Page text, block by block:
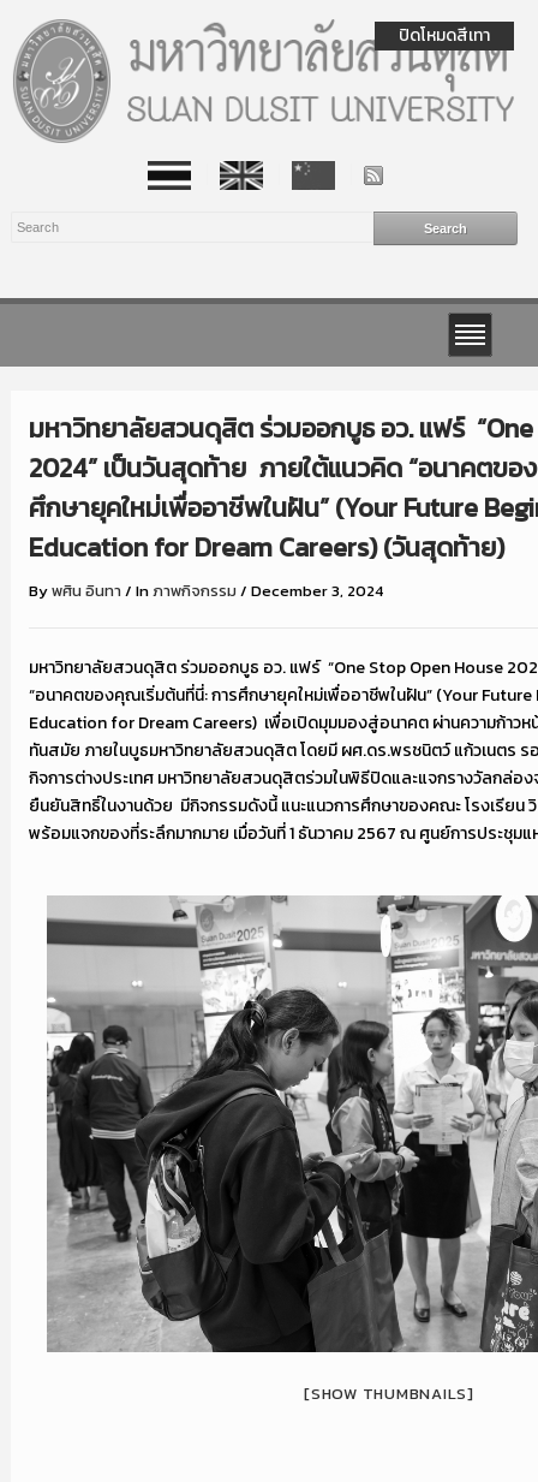
มหาวิทยาลัยสวนดุสิต ร่วมออกบูธ อว. แฟร์
2024” เป็นวันสุดท้าย ภายใต้แนวคิด “อนาคตข
ศึกษายุคใหม่เพื่ออาชีพในฝัน” (Your Future
Education for Dream Careers) (วันสุดท้าย)
Byพศิน อินทา/ Inภาพกิจกรรม / December 3, 2024
มหาวิทยาลัยสวนดุสิต ร่วมออกบูธ อว. แฟร์ “One Stop Open House
“อนาคตของคุณเริ่มต้นที่นี่: การศึกษายุคใหม่เพื่ออาชีพในฝัน” (Your Future
Education for Dream Careers) เพื่อเปิดมุมมองสู่อนาคต ผ่านความก้าว
ทันสมัย ภายในบูธมหาวิทยาลัยสวนดุสิต โดยมี ผศ.ดร.พรชนิตว์ แก้วเนตร ร
กิจการต่างประเทศ มหาวิทยาลัยสวนดุสิตร่วมในพิธีปิดและแจกรางวัลกล่อง
ยืนยันสิทธิ์ในงานด้วย มีกิจกรรมดังนี้ แนะแนวการศึกษาของคณะ โรงเรียน
พร้อมแจกของที่ระลึกมากมาย เมื่อวันที่ 1 ธันวาคม 2567 ณ ศูนย์การประชุม
[SHOW THUMBNAILS]
ปิดโหมดสีเทา